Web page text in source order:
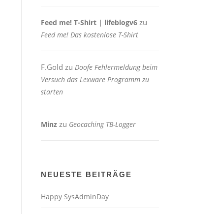
Feed me! T-Shirt | lifeblogv6 zu
Feed me! Das kostenlose T-Shirt
F.Gold zu Doofe Fehlermeldung beim
Versuch das Lexware Programm zu
starten
Minz zu Geocaching TB-Logger
NEUESTE BEITRÄGE
Happy SysAdminDay